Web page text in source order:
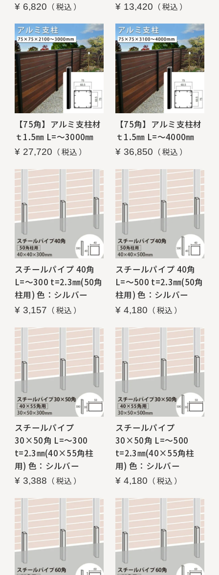
¥ 6,820 税込 ¥ 13,420 税込
【75角】アルミ支柱材
ｔ1.5㎜ L=～3000㎜
¥ 27,720 税込
【75角】アルミ支柱材
ｔ1.5㎜ L=～4000㎜
¥ 36,850 税込
スチールパイプ 40角
L=～300 t=2.3㎜(50角
柱用) 色：シルバー
¥ 3,157 税込
スチールパイプ 40角
L=～500 t=2.3㎜(50角
柱用) 色：シルバー
¥ 4,180 税込
スチールパイプ
30×50角 L=～300
t=2.3㎜(40×55角柱
用) 色：シルバー
¥ 3,388 税込
スチールパイプ
30×50角 L=～500
t=2.3㎜(40×55角柱
用) 色：シルバー
¥ 4,180 税込